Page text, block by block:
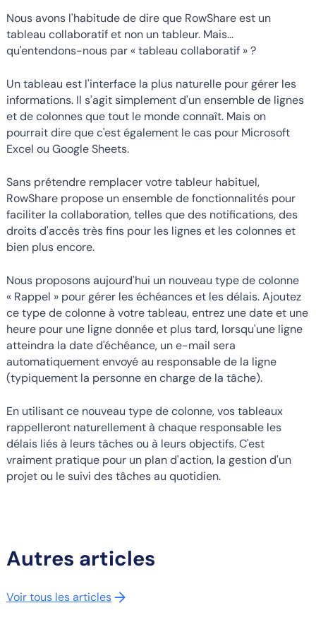
Nous avons l'habitude de dire que RowShare est un
tableau collaboratif et non un tableur. Mais...
qu'entendons-nous par « tableau collaboratif » ?
Un tableau est l'interface la plus naturelle pour gérer les
informations. Il s'agit simplement d'un ensemble de lignes
et de colonnes que tout le monde connaît. Mais on
pourrait dire que c'est également le cas pour Microsoft
Excel ou Google Sheets.
Sans prétendre remplacer votre tableur habituel,
RowShare propose un ensemble de fonctionnalités pour
faciliter la collaboration, telles que des notifications, des
droits d'accès très fins pour les lignes et les colonnes et
bien plus encore.
Nous proposons aujourd'hui un nouveau type de colonne
« Rappel » pour gérer les échéances et les délais. Ajoutez
ce type de colonne à votre tableau, entrez une date et une
heure pour une ligne donnée et plus tard, lorsqu'une ligne
atteindra la date d'échéance, un e-mail sera
automatiquement envoyé au responsable de la ligne
(typiquement la personne en charge de la tâche).
En utilisant ce nouveau type de colonne, vos tableaux
rappelleront naturellement à chaque responsable les
délais liés à leurs tâches ou à leurs objectifs. C'est
vraiment pratique pour un plan d'action, la gestion d'un
projet ou le suivi des tâches au quotidien.
Autres articles
Voir tous les articles